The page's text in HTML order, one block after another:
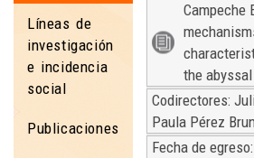
Líneas de
investigación
e incidencia
social
Publicaciones
Campeche
the
Codirectores:
Paula Pérez
Fecha de